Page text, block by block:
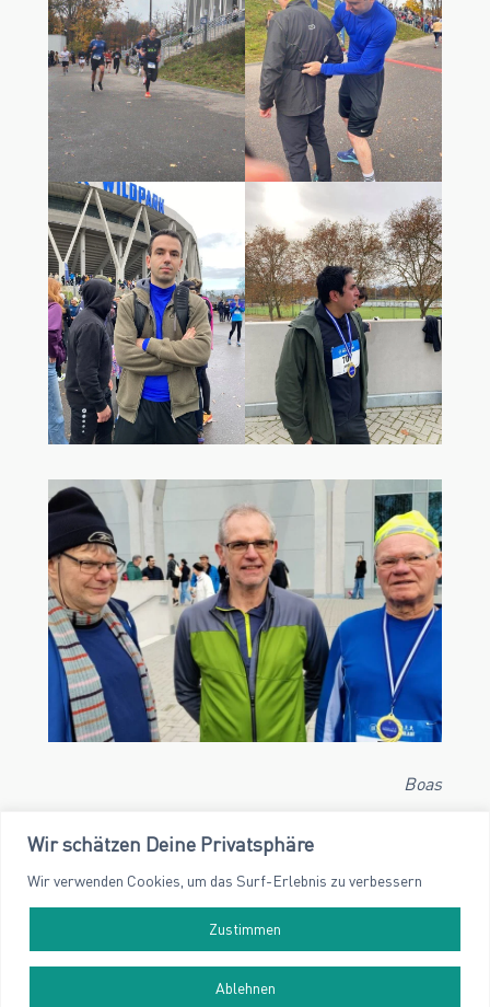
Wir schätzen Deine Privatsphäre
Wir verwenden Cookies, um das Surf-Erlebnis zu verbessern
Ablehnen
Zustimmen
Boas
Sportgemeinschaft Karlsruhe e.V.
Datenschutz